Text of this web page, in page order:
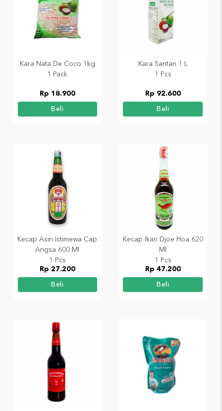
Kara Nata De Coco 1kg
1 Pack
Rp 18.900
Beli
Kara Santan 1 L
1 Pcs
Rp 92.600
Beli
Kecap Asin Istimewa Cap
Angsa 600 Ml
1 Pcs
Rp 27.200
Beli
Kecap Ikan Djoe Hoa 620
Ml
1 Pcs
Rp 47.200
Beli